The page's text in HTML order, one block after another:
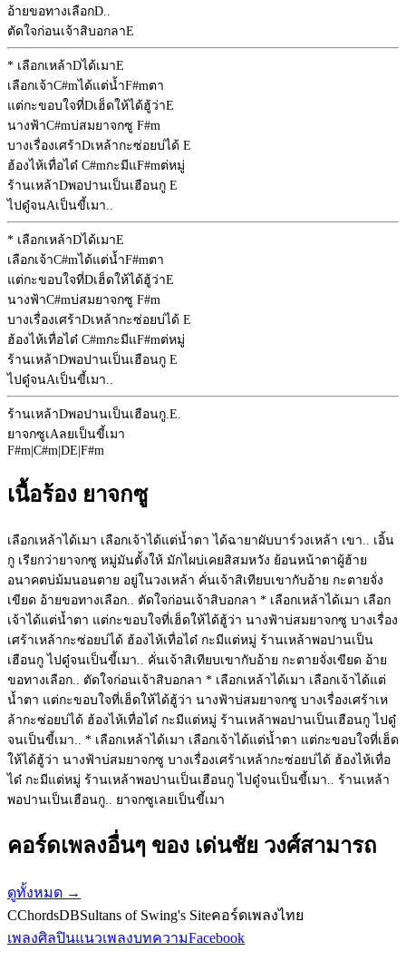
อ้ายขอทางเลือกD..
ตัดใจก่อนเจ้าสิบอกลาE
* เลือกเหล้าDได้เมาE
เลือกเจ้าC#mได้แต่น้ำF#mตา
แต่กะขอบใจที่Dเฮ็ดให้ได้ฮู้ว่าE
นางฟ้าC#mบ่สมยาจกซู F#m
บางเรื่องเศร้าDเหล้ากะซ่อยบ่ได้ E
ฮ้องไห้เทื่อได๋ C#mกะมีแF#mต่หมู่
ร้านเหล้าDพอปานเป็นเฮือนกู E
ไปดู๋จนAเป็นขี้เมา..
* เลือกเหล้าDได้เมาE
เลือกเจ้าC#mได้แต่น้ำF#mตา
แต่กะขอบใจที่Dเฮ็ดให้ได้ฮู้ว่าE
นางฟ้าC#mบ่สมยาจกซู F#m
บางเรื่องเศร้าDเหล้ากะซ่อยบ่ได้ E
ฮ้องไห้เทื่อได๋ C#mกะมีแF#mต่หมู่
ร้านเหล้าDพอปานเป็นเฮือนกู E
ไปดู๋จนAเป็นขี้เมา..
ร้านเหล้าDพอปานเป็นเฮือนกู.E.
ยาจกซูเAลยเป็นขี้เมา
F#m C#m DE F#m
เนื้อร้อง ยาจกซู
เลือกเหล้าได้เมา เลือกเจ้าได้แต่น้ำตา ได้ฉายาผับบาร์วงเหล้า เขา.. เอิ้น
กู เรียกว่ายาจกซู หมู่มันตั้งให้ มักไผบ่เคยสิสมหวัง ย้อนหน้าตาผู้ฮ้าย
อนาคตบ่ม้มนอนตาย อยู่ในวงเหล้า คั่นเจ้าสิเทียบเขากับอ้าย กะตายจั่ง
เขียด อ้ายขอทางเลือก.. ตัดใจก่อนเจ้าสิบอกลา * เลือกเหล้าได้เมา เลือก
เจ้าได้แต่น้ำตา แต่กะขอบใจที่เฮ็ดให้ได้ฮู้ว่า นางฟ้าบ่สมยาจกซู บางเรื่อง
เศร้าเหล้ากะซ่อยบ่ได้ ฮ้องไห้เทื่อได๋ กะมีแต่หมู่ ร้านเหล้าพอปานเป็น
เฮือนกู ไปดู๋จนเป็นขี้เมา.. คั่นเจ้าสิเทียบเขากับอ้าย กะตายจั่งเขียด อ้าย
ขอทางเลือก.. ตัดใจก่อนเจ้าสิบอกลา * เลือกเหล้าได้เมา เลือกเจ้าได้แต่
น้ำตา แต่กะขอบใจที่เฮ็ดให้ได้ฮู้ว่า นางฟ้าบ่สมยาจกซู บางเรื่องเศร้าเห
ล้ากะซ่อยบ่ได้ ฮ้องไห้เทื่อได๋ กะมีแต่หมู่ ร้านเหล้าพอปานเป็นเฮือนกู ไปดู๋
จนเป็นขี้เมา.. * เลือกเหล้าได้เมา เลือกเจ้าได้แต่น้ำตา แต่กะขอบใจที่เฮ็ด
ให้ได้ฮู้ว่า นางฟ้าบ่สมยาจกซู บางเรื่องเศร้าเหล้ากะซ่อยบ่ได้ ฮ้องไห้เทื่อ
ได๋ กะมีแต่หมู่ ร้านเหล้าพอปานเป็นเฮือนกู ไปดู๋จนเป็นขี้เมา.. ร้านเหล้า
พอปานเป็นเฮือนกู.. ยาจกซูเลยเป็นขี้เมา
คอร์ดเพลงอื่นๆ ของ เด่นชัย วงศ์สามารถ
ดูทั้งหมด →
CChordsDBSultans of Swing's Siteคอร์ดเพลงไทย
เพลงศิลปินแนวเพลงบทความFacebook